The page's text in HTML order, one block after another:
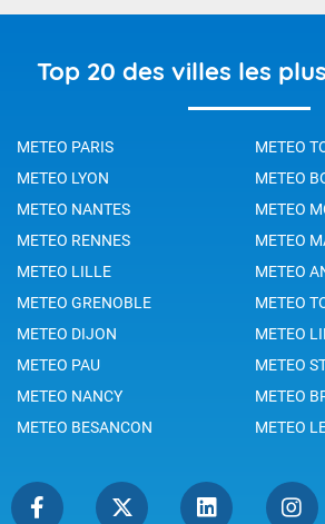
Top 20 des villes les
METEO PARIS
METEO
METEO LYON
METEO
METEO NANTES
METEO
METEO RENNES
METEO
METEO LILLE
METEO
METEO GRENOBLE
METEO
METEO DIJON
METEO
METEO PAU
METEO
METEO NANCY
METEO
METEO BESANCON
METEO